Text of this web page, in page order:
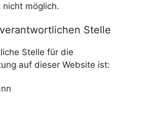
möglich.
Stelle
Stelle für die
auf dieser Website ist: